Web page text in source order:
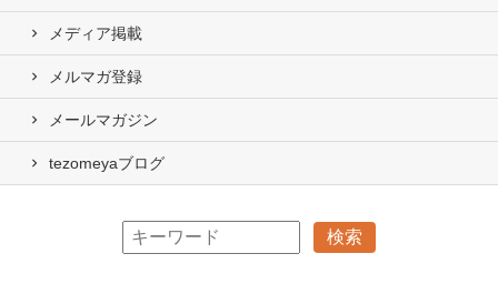
メディア掲載
メルマガ登録
メールマガジン
tezomeyaブログ